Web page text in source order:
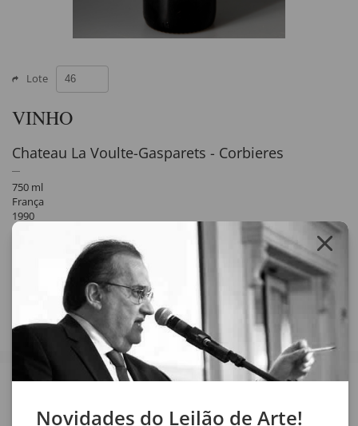
Lote
VINHO
Chateau La Voulte-Gasparets - Corbieres
750 ml
França
1990
Compartilhar
Veja também
Novidades do Leilão de Arte!